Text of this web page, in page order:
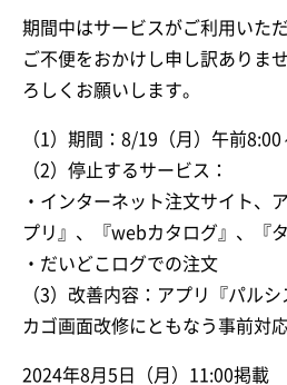
期間中はサービスがご利用いた
ご不便をおかけし申し訳ありま
ろしくお願いします。
（1）期間：8/19（月）午前
（2）停止するサービス：
・インターネット注文サイト、
プリ』、『webカタログ』、『タ
・だいどこログでの注文
（3）改善内容：アプリ『パル
カゴ画面改修にともなう事前対
2024年8月5日（月）11:00掲載